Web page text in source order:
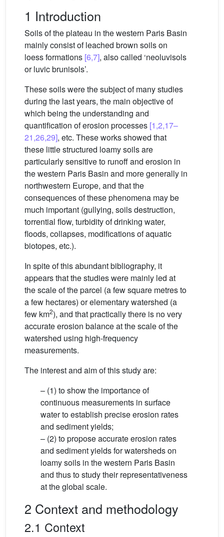
1 Introduction
Soils of the plateau in the western Paris Basin
mainly consist of leached brown soils on
loess formations [6,7], also called ‘neoluvisols
or luvic brunisols’.
These soils were the subject of many studies
during the last years, the main objective of
which being the understanding and
quantification of erosion processes [1,2,17–
21,26,29], etc. These works showed that
these little structured loamy soils are
particularly sensitive to runoff and erosion in
the western Paris Basin and more generally in
northwestern Europe, and that the
consequences of these phenomena may be
much important (gullying, soils destruction,
torrential flow, turbidity of drinking water,
floods, collapses, modifications of aquatic
biotopes, etc.).
In spite of this abundant bibliography, it
appears that the studies were mainly led at
the scale of the parcel (a few square metres to
a few hectares) or elementary watershed (a
few km2), and that practically there is no very
accurate erosion balance at the scale of the
watershed using high-frequency
measurements.
The interest and aim of this study are:
– (1) to show the importance of
continuous measurements in surface
water to establish precise erosion rates
and sediment yields;
– (2) to propose accurate erosion rates
and sediment yields for watersheds on
loamy soils in the western Paris Basin
and thus to study their representativeness
at the global scale.
2 Context and methodology
2.1 Context